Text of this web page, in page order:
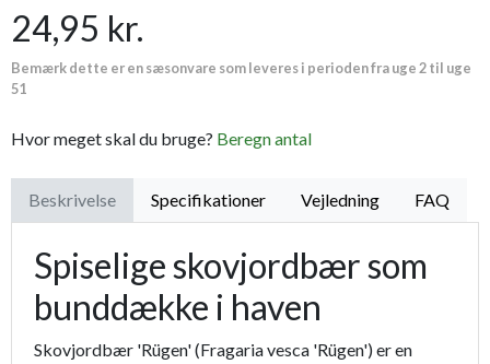
24,95 kr.
Bemærk dette er en sæsonvare som leveres i perioden fra uge 2 til uge
51
Hvor meget skal du bruge? Beregn antal
Beskrivelse Specifikationer Vejledning FAQ
Spiselige skovjordbær som
bunddække i haven
Skovjordbær 'Rügen' (Fragaria vesca 'Rügen') er en